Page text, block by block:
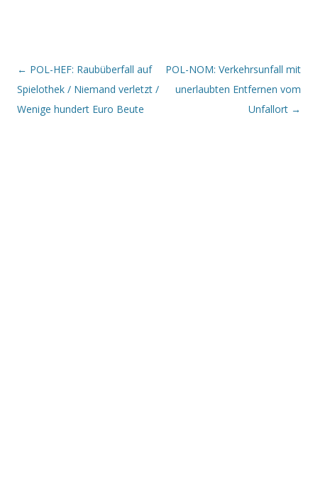
Beitrags-Navigation
← POL-HEF: Raubüberfall auf
Spielothek / Niemand verletzt /
Wenige hundert Euro Beute
POL-NOM: Verkehrsunfall mit
unerlaubten Entfernen vom
Unfallort →